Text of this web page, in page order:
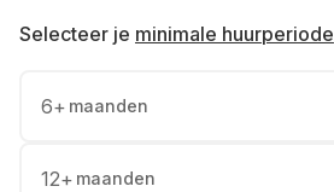
Selecteer je minimale huurperiode
6+ maanden
12+ maanden